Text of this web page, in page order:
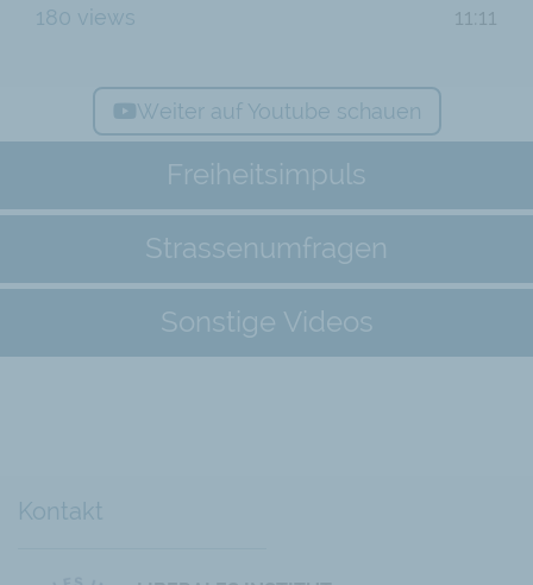
Freiheitsimpuls
Strassenumfragen
Sonstige Videos
180 views 11:11
Weiter auf Youtube schauen
Kontakt